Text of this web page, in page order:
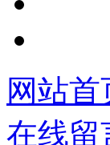
网站首
在线留